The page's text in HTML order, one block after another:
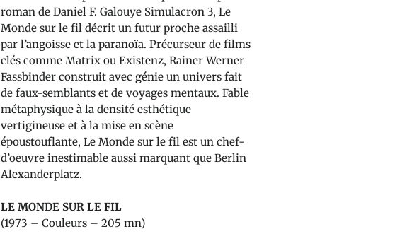
roman de Daniel F. Galouye Simulacron 3, Le
Monde sur le fil décrit un futur proche assailli
par l’angoisse et la paranoïa. Précurseur de films
clés comme Matrix ou Existenz, Rainer Werner
Fassbinder construit avec génie un univers fait
de faux-semblants et de voyages mentaux. Fable
métaphysique à la densité esthétique
vertigineuse et à la mise en scène
époustouflante, Le Monde sur le fil est un chef-
d’oeuvre inestimable aussi marquant que Berlin
Alexanderplatz.
LE MONDE SUR LE FIL
(1973 – Couleurs – 205 mn)